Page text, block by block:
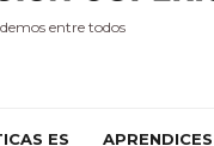
entre todos
ES APRENDICES